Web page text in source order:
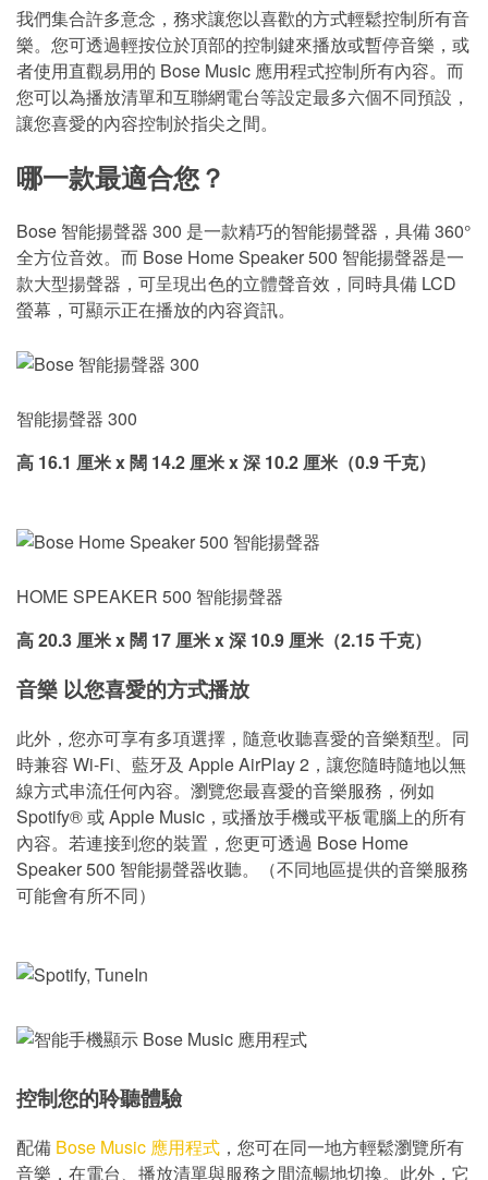
我們集合許多意念，務求讓您以喜歡的方式輕鬆控制所有音
樂。您可透過輕按位於頂部的控制鍵來播放或暫停音樂，或
者使用直觀易用的 Bose Music 應用程式控制所有內容。而
您可以為播放清單和互聯網電台等設定最多六個不同預設，
讓您喜愛的內容控制於指尖之間。
哪一款最適合您？
Bose 智能揚聲器 300 是一款精巧的智能揚聲器，具備 360°
全方位音效。而 Bose Home Speaker 500 智能揚聲器是一
款大型揚聲器，可呈現出色的立體聲音效，同時具備 LCD
螢幕，可顯示正在播放的內容資訊。
智能揚聲器 300
高 16.1 厘米 x 闊 14.2 厘米 x 深 10.2 厘米（0.9 千克）
HOME SPEAKER 500 智能揚聲器
高 20.3 厘米 x 闊 17 厘米 x 深 10.9 厘米（2.15 千克）
音樂 以您喜愛的方式播放
此外，您亦可享有多項選擇，隨意收聽喜愛的音樂類型。同
時兼容 Wi-Fi、藍牙及 Apple AirPlay 2，讓您隨時隨地以無
線方式串流任何內容。瀏覽您最喜愛的音樂服務，例如
Spotify® 或 Apple Music，或播放手機或平板電腦上的所有
內容。若連接到您的裝置，您更可透過 Bose Home
Speaker 500 智能揚聲器收聽。（不同地區提供的音樂服務
可能會有所不同）
控制您的聆聽體驗
配備 Bose Music 應用程式 ，您可在同一地方輕鬆瀏覽所有
音樂，在電台、播放清單與服務之間流暢地切換。此外，它